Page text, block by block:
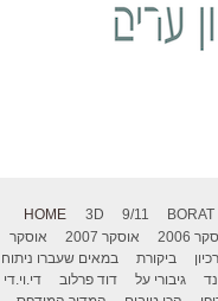
HOME 3D 9/11 BORAT
2006 אוסקר 2007
אוסקר
ביקורת
במאים שעברו ניתוח
גיבורי על דוד פרלוב
די.וי.די